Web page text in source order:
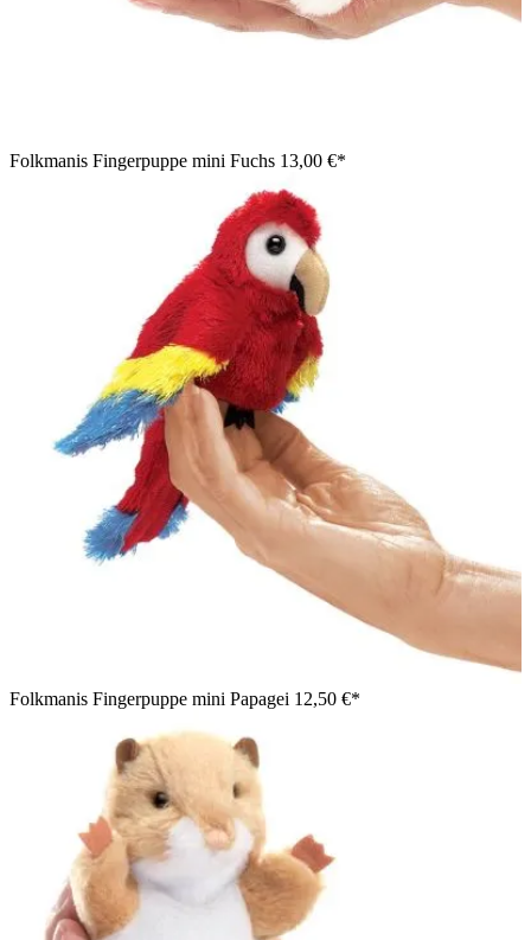
Folkmanis Fingerpuppe mini Fuchs 13,00 €*
Folkmanis Fingerpuppe mini Papagei 12,50 €*